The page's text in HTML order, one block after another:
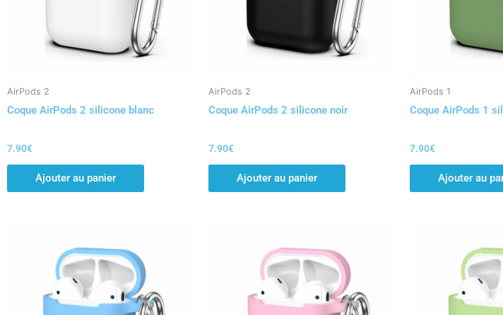
AirPods 2
Coque AirPods 2 silicone blanc
7.90€
Ajouter au panier
AirPods 2
Coque AirPods 2 silicone noir
7.90€
Ajouter au panier
AirPods 1
Coque AirPods 1
7.90€
Ajouter au